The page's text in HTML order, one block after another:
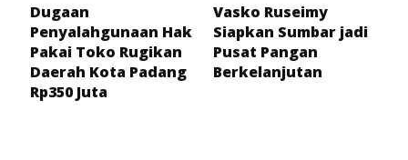
Dugaan
Penyalahgunaan Hak
Pakai Toko Rugikan
Daerah Kota Padang
Rp350 Juta
Vasko Ruseimy
Siapkan Sumbar jadi
Pusat Pangan
Berkelanjutan